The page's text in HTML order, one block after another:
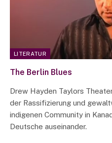
LITERATUR
The Berlin Blues
Drew Hayden Taylors
der Rassifizierung und
indigenen Community in
Deutsche auseinander.